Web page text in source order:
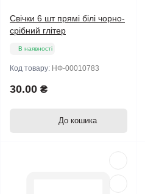
Свічки 6 шт прямі білі чорно-
срібний глітер
В наявності
Код товару: НФ-00010783
30.00 ₴
До кошика